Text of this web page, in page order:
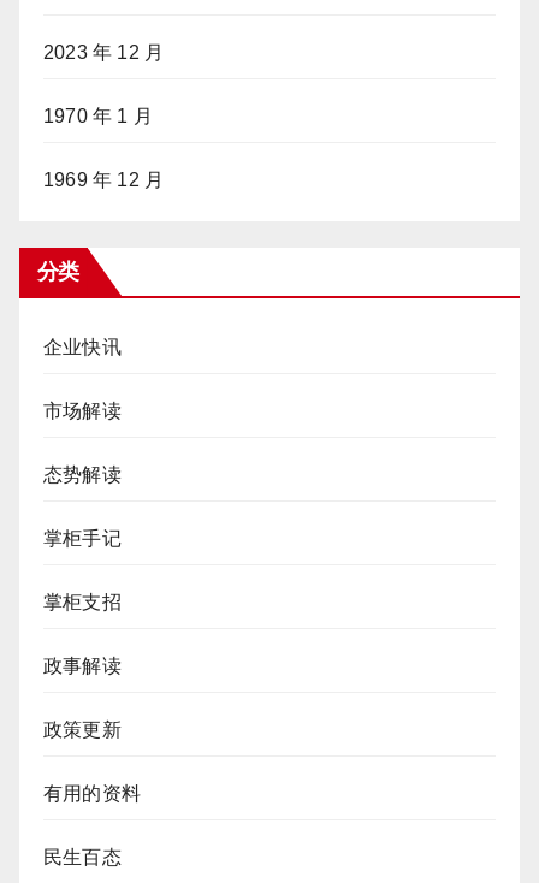
2023 年 12 月
1970 年 1 月
1969 年 12 月
分类
企业快讯
市场解读
态势解读
掌柜手记
掌柜支招
政事解读
政策更新
有用的资料
民生百态